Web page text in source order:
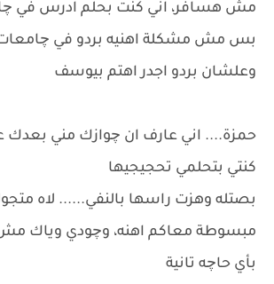
مش هسافر، اني كنت بحلم ادرس في
بس مش مشكلة اهنيه بردو في چامعات
وعلشان بردو اجدر اهتم بيوسف
حمزة.... اني عارف ان چوازك مني بعدك
كنتي بتحلمي تحجيجيها
بصتله وهزت راسها بالنفي...... لاه
مبسوطة معاكم اهنه، وچودي وياك مش
بأي حاچه تانية